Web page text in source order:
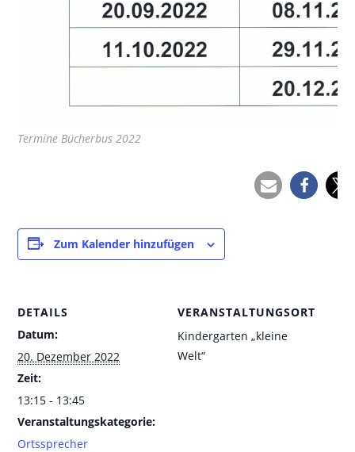
Termine Bücherbus 2022
Zum Kalender hinzufügen
DETAILS
Datum:
20. Dezember 2022
Zeit:
13:15 - 13:45
Veranstaltungskategorie:
Ortssprecher
VERANSTALTUNGSORT
Kindergarten „kleine
Welt“